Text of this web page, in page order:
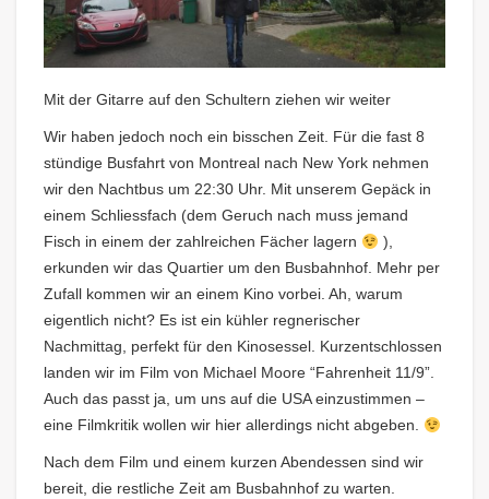
Mit der Gitarre auf den Schultern ziehen wir weiter
Wir haben jedoch noch ein bisschen Zeit. Für die fast 8
stündige Busfahrt von Montreal nach New York nehmen
wir den Nachtbus um 22:30 Uhr. Mit unserem Gepäck in
einem Schliessfach (dem Geruch nach muss jemand
Fisch in einem der zahlreichen Fächer lagern
),
erkunden wir das Quartier um den Busbahnhof. Mehr per
Zufall kommen wir an einem Kino vorbei. Ah, warum
eigentlich nicht? Es ist ein kühler regnerischer
Nachmittag, perfekt für den Kinosessel. Kurzentschlossen
landen wir im Film von Michael Moore “Fahrenheit 11/9”.
Auch das passt ja, um uns auf die USA einzustimmen –
eine Filmkritik wollen wir hier allerdings nicht abgeben.
Nach dem Film und einem kurzen Abendessen sind wir
bereit, die restliche Zeit am Busbahnhof zu warten.